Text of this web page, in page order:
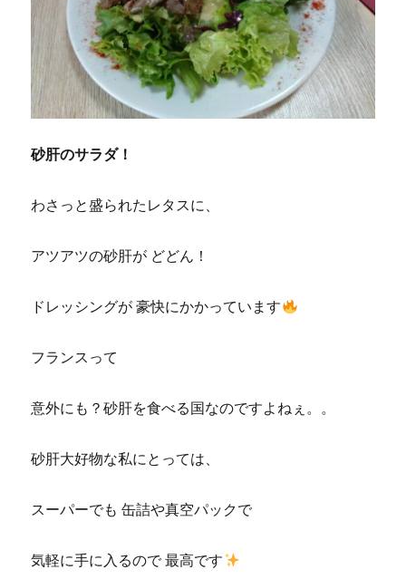
砂肝のサラダ！
わさっと盛られたレタスに、
アツアツの砂肝が どどん！
ドレッシングが 豪快にかかっています
フランスって
意外にも？砂肝を食べる国なのですよねぇ。。
砂肝大好物な私にとっては、
スーパーでも 缶詰や真空パックで
気軽に手に入るので 最高です